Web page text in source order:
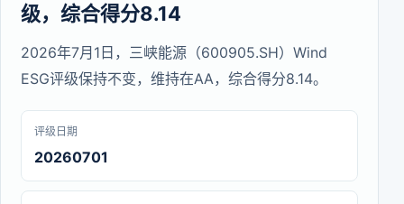
级，综合得分8.14
2026年7月1日，三峡能源（600905.SH）Wind
ESG评级保持不变，维持在AA，综合得分8.14。
评级日期
20260701